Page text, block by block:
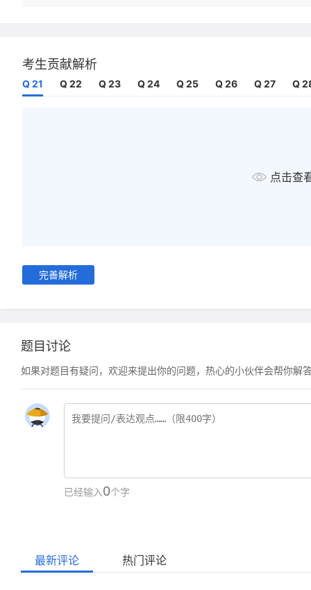
考生贡献解析
Q 21 Q 22 Q 23 Q 24 Q 25 Q 26 Q 27 Q
点击查
完善解析
题目讨论
如果对题目有疑问，欢迎来提出你的问题，热心的小伙伴会帮你解
已经输入0个字
最新评论 热门评论